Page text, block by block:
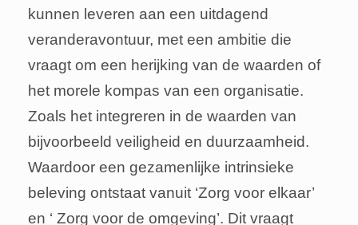
kunnen leveren aan een uitdagend
veranderavontuur, met een ambitie die
vraagt om een herijking van de waarden of
het morele kompas van een organisatie.
Zoals het integreren in de waarden van
bijvoorbeeld veiligheid en duurzaamheid.
Waardoor een gezamenlijke intrinsieke
beleving ontstaat vanuit ‘Zorg voor elkaar’
en ‘ Zorg voor de omgeving’. Dit vraagt